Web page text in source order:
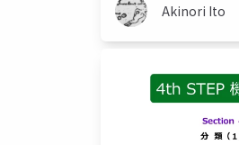
Akinori Ito